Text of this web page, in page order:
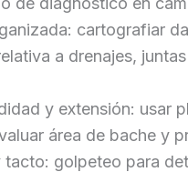
cartografiar
a drenajes,
y extensión: usar
área de bache y
tacto: golpeteo para